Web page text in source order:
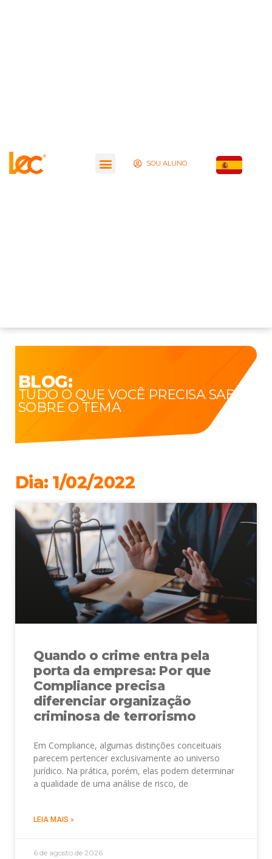
SOU ALUNO
BLOG:
TUDO O QUE VOCÊ PRECISA SABER
SOBRE O TEMA
Dia: 1/02/2022
Quando o crime entra pela
porta da empresa: Por que
Compliance precisa
diferenciar organização
criminosa de terrorismo
Em Compliance, algumas distinções conceituais
parecem pertencer exclusivamente ao universo
jurídico. Na prática, porém, elas podem determinar
a qualidade de uma análise de risco, de
LEIA MAIS »
6 de agosto de 2026